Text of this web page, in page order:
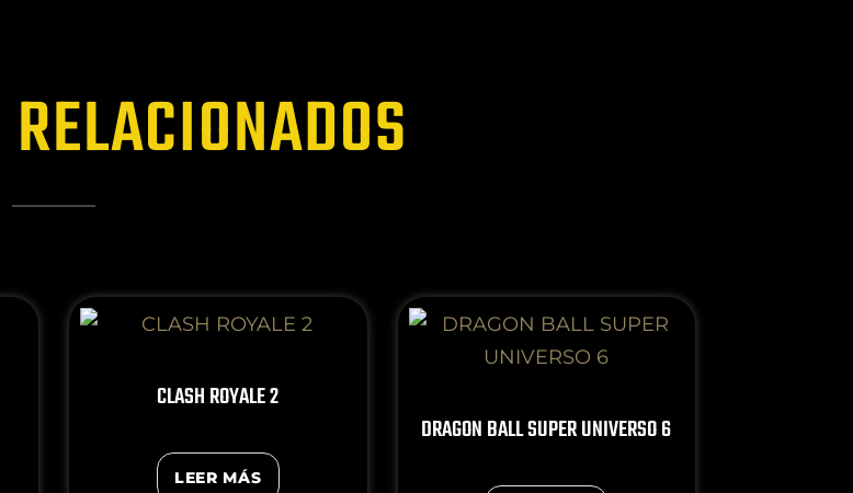
RELACIONADOS
CLASH ROYALE 2
LEER MÁS
DRAGON BALL SUPER UNIVERSO 6